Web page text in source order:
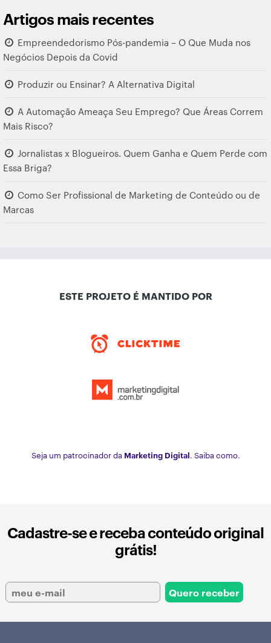
Artigos mais recentes
Empreendedorismo Pós-pandemia – O Que Muda nos
Negócios Depois da Covid
Produzir ou Ensinar? A Alternativa Digital
A Automação Ameaça Seu Emprego? Que Áreas Correm
Mais Risco?
Jornalistas x Blogueiros. Quem Ganha e Quem Perde com
Essa Briga?
Como Ser Profissional de Marketing de Conteúdo ou de
Marcas
ESTE PROJETO É MANTIDO POR
Seja um patrocinador da Marketing Digital. Saiba como.
Cadastre-se e receba conteúdo original
grátis!